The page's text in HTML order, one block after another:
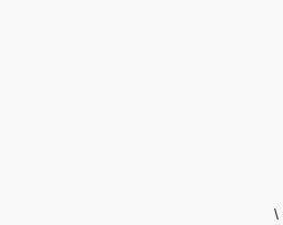
\